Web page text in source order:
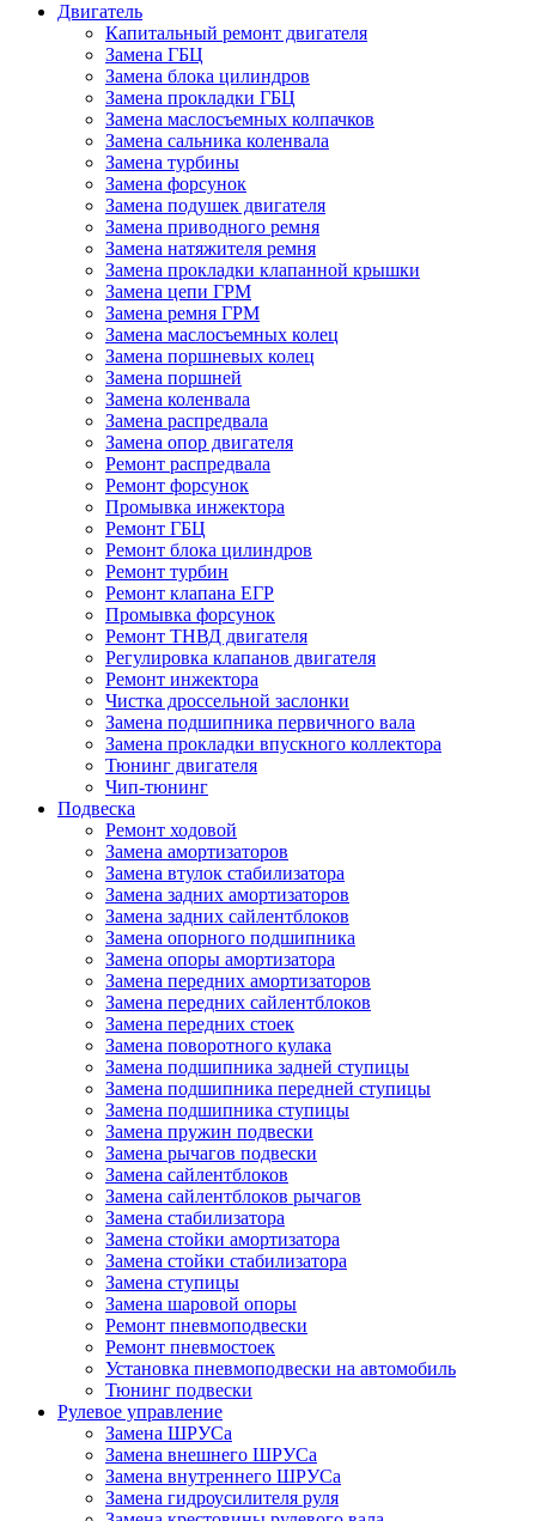
Двигатель
Капитальный ремонт двигателя
Замена ГБЦ
Замена блока цилиндров
Замена прокладки ГБЦ
Замена маслосъемных колпачков
Замена сальника коленвала
Замена турбины
Замена форсунок
Замена подушек двигателя
Замена приводного ремня
Замена натяжителя ремня
Замена прокладки клапанной крышки
Замена цепи ГРМ
Замена ремня ГРМ
Замена маслосъемных колец
Замена поршневых колец
Замена поршней
Замена коленвала
Замена распредвала
Замена опор двигателя
Ремонт распредвала
Ремонт форсунок
Промывка инжектора
Ремонт ГБЦ
Ремонт блока цилиндров
Ремонт турбин
Ремонт клапана ЕГР
Промывка форсунок
Ремонт ТНВД двигателя
Регулировка клапанов двигателя
Ремонт инжектора
Чистка дроссельной заслонки
Замена подшипника первичного вала
Замена прокладки впускного коллектора
Тюнинг двигателя
Чип-тюнинг
Подвеска
Ремонт ходовой
Замена амортизаторов
Замена втулок стабилизатора
Замена задних амортизаторов
Замена задних сайлентблоков
Замена опорного подшипника
Замена опоры амортизатора
Замена передних амортизаторов
Замена передних сайлентблоков
Замена передних стоек
Замена поворотного кулака
Замена подшипника задней ступицы
Замена подшипника передней ступицы
Замена подшипника ступицы
Замена пружин подвески
Замена рычагов подвески
Замена сайлентблоков
Замена сайлентблоков рычагов
Замена стабилизатора
Замена стойки амортизатора
Замена стойки стабилизатора
Замена ступицы
Замена шаровой опоры
Ремонт пневмоподвески
Ремонт пневмостоек
Установка пневмоподвески на автомобиль
Тюнинг подвески
Рулевое управление
Замена ШРУСа
Замена внешнего ШРУСа
Замена внутреннего ШРУСа
Замена гидроусилителя руля